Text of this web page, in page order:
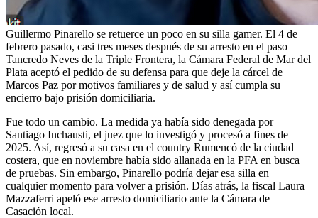
Guillermo Pinarello se retuerce un poco en su silla gamer. El 4 de
febrero pasado, casi tres meses después de su arresto en el paso
Tancredo Neves de la Triple Frontera, la Cámara Federal de Mar del
Plata aceptó el pedido de su defensa para que deje la cárcel de
Marcos Paz por motivos familiares y de salud y así cumpla su
encierro bajo prisión domiciliaria.
Fue todo un cambio. La medida ya había sido denegada por
Santiago Inchausti, el juez que lo investigó y procesó a fines de
2025. Así, regresó a su casa en el country Rumencó de la ciudad
costera, que en noviembre había sido allanada en la PFA en busca
de pruebas. Sin embargo, Pinarello podría dejar esa silla en
cualquier momento para volver a prisión. Días atrás, la fiscal Laura
Mazzaferri apeló ese arresto domiciliario ante la Cámara de
Casación local.